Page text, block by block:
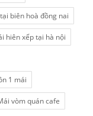
biên hoà đồng nai
hiên xếp tại hà nội
1 mái
vòm quán cafe